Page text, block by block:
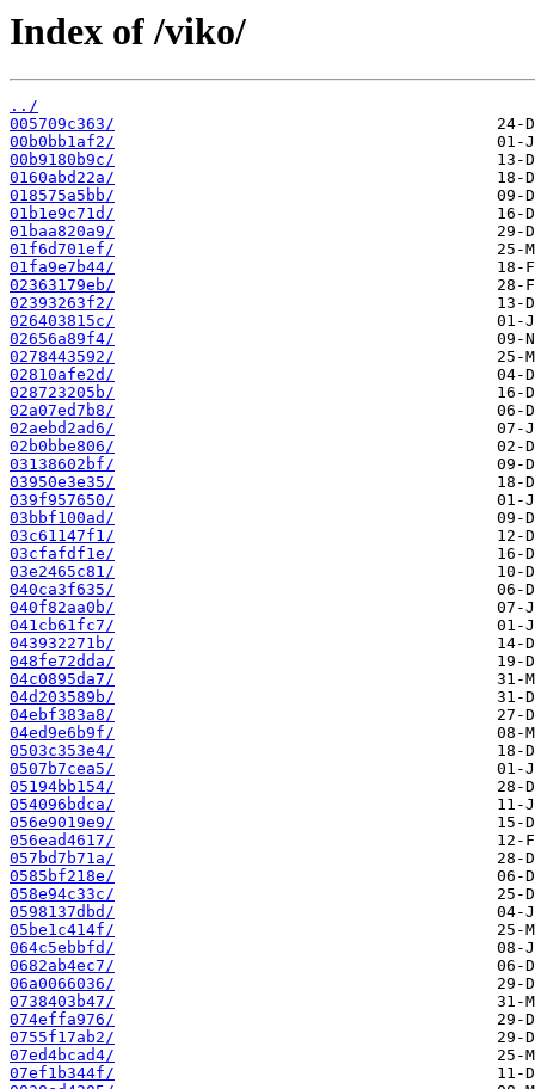
Index of /viko/
../
005709c363/
00b0bb1af2/
00b9180b9c/
0160abd22a/
018575a5bb/
01b1e9c71d/
01baa820a9/
01f6d701ef/
01fa9e7b44/
02363179eb/
02393263f2/
026403815c/
02656a89f4/
0278443592/
02810afe2d/
028723205b/
02a07ed7b8/
02aebd2ad6/
02b0bbe806/
03138602bf/
03950e3e35/
039f957650/
03bbf100ad/
03c61147f1/
03cfafdf1e/
03e2465c81/
040ca3f635/
040f82aa0b/
041cb61fc7/
043932271b/
048fe72dda/
04c0895da7/
04d203589b/
04ebf383a8/
04ed9e6b9f/
0503c353e4/
0507b7cea5/
05194bb154/
054096bdca/
056e9019e9/
056ead4617/
057bd7b71a/
0585bf218e/
058e94c33c/
0598137dbd/
05be1c414f/
064c5ebbfd/
0682ab4ec7/
06a0066036/
0738403b47/
074effa976/
0755f17ab2/
07ed4bcad4/
07ef1b344f/